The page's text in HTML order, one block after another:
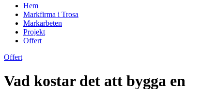
Hem
Markfirma i Trosa
Markarbeten
Projekt
Offert
Offert
Vad kostar det att bygga en